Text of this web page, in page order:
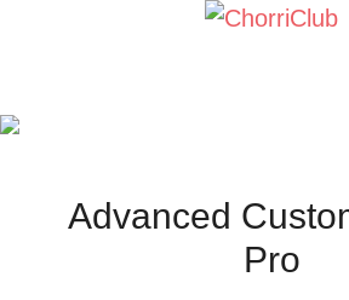
Advanced
Pro